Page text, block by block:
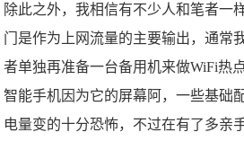
除此之外，我相信有不少人和笔者一
门是作为上网流量的主要输出，通常
者单独再准备一台备用机来做WiFi热
智能手机因为它的屏幕阿，一些基础
电量变的十分恐怖，不过在有了多亲